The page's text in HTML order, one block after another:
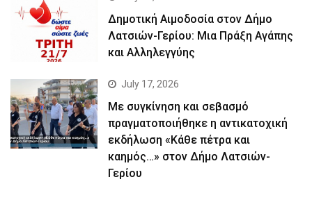
Δημοτική Αιμοδοσία στον Δήμο
Λατσιών-Γερίου: Μια Πράξη Αγάπης
και Αλληλεγγύης
July 17, 2026
Με συγκίνηση και σεβασμό
πραγματοποιήθηκε η αντικατοχική
εκδήλωση «Κάθε πέτρα και
καημός…» στον Δήμο Λατσιών-
Γερίου